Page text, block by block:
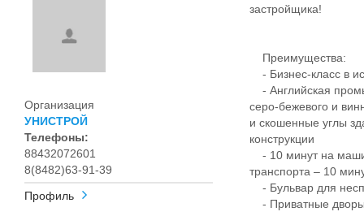
Организация
УНИСТРОЙ
Телефоны:
88432072601
8(8482)63-91-39
Профиль
застройщика!
Преимущества:
- Бизнес-класс в
- Английская
серо-бежевого и
и скошенные углы
конструкции
- 10 минут на
транспорта – 10
- Бульвар для
- Приватные